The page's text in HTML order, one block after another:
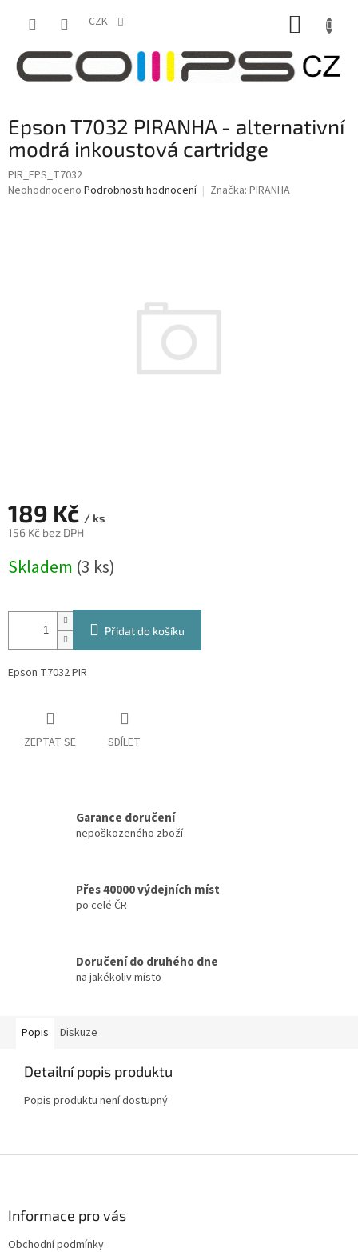
CZK
Epson T7032 PIRANHA - alternativní
modrá inkoustová cartridge
PIR_EPS_T7032
Průměrné
Neohodnoceno Podrobnosti hodnocení Značka: PIRANHA
189 Kč / ks
156 Kč bez DPH
cena:
Skladem (3 ks)
Přidat do košíku
Epson T7032 PIR
ZEPTAT SE SDÍLET
Garance doručení
nepoškozeného zboží
Přes 40000 výdejních míst
po celé ČR
Doručení do druhého dne
na jakékoliv místo
Popis Diskuze
Detailní popis produktu
Popis produktu není dostupný
Informace pro vás
Obchodní podmínky